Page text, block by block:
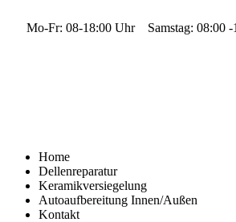
Mo-Fr: 08-18:00 Uhr Samstag: 08:00
Home
Dellenreparatur
Keramikversiegelung
Autoaufbereitung Innen/Außen
Kontakt